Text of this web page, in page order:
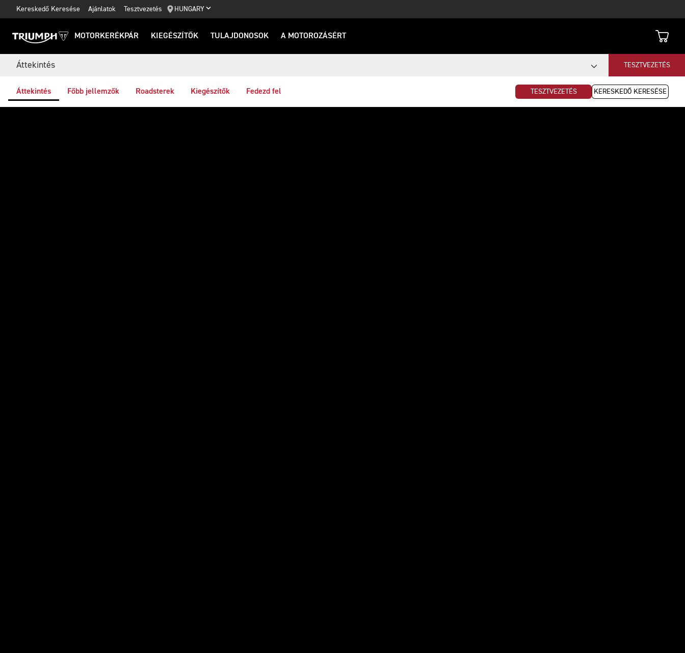
Kereskedő Keresése Ajánlatok Tesztvezetés HUNGARY
MOTORKERÉKPÁR KIEGÉSZÍTŐK TULAJDONOSOK A MOTOROZÁSÉRT
Áttekintés TESZTVEZETÉS
Áttekintés Főbb jellemzők Roadsterek Kiegészítők Fedezd fel TESZTVEZETÉS KERESKEDŐ KERESÉSE